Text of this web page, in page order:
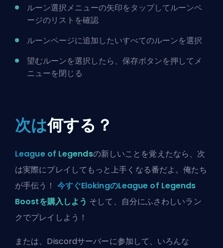
ルーン選択メニューの矢印をタップしてルーンペ
ージのリストを確認
ルーンページに追加したいすべてのルーンを選択
望むルーンを選択したら、保存ボタンを押してメ
ニューを閉じる
次は何する？
League of Legendsの新しいことを覚えたなら、次
は実際にプレイしてもっと上手くなる番だよ。俺たち
が手伝う！ 今すぐElokingのLeague of Legends
Boostを購入しよう そして、自分にふさわしいラン
クでプレイしよう！
または、 Discordサーバーに参加して、いろんな